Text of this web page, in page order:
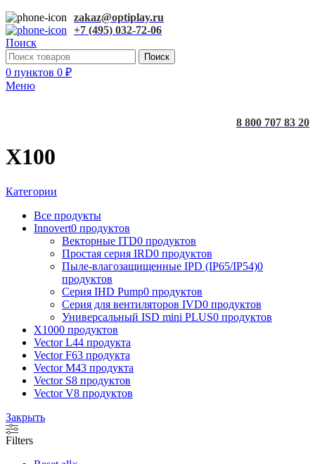
zakaz@optiplay.ru
+7 (495) 032-72-06
Поиск
Поиск
0 пунктов 0 ₽
Меню
8 800 707 83 20
X100
Категории
Все продукты
Innovert0 продуктов
Векторные ITD0 продуктов
Простая серия IRD0 продуктов
Пыле-влагозащищенные IPD (IP65/IP54)0
продуктов
Серия IHD Pump0 продуктов
Серия для вентиляторов IVD0 продуктов
Универсальный ISD mini PLUS0 продуктов
X1000 продуктов
Vector L44 продукта
Vector F63 продукта
Vector M43 продукта
Vector S8 продуктов
Vector V8 продуктов
Закрыть
Filters